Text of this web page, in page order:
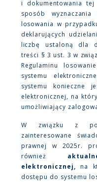
i dokumentowania
sposób
losowania w
deklarujących
liczbę ustaloną dla
treści § 3 ust. 3 w
Regulaminu
systemu
systemu konieczne
elektronicznej, na
umożliwiający
W związku z
zainteresowane
prawnej w 2025r.
również
elektronicznej,na
dostępu do systemu